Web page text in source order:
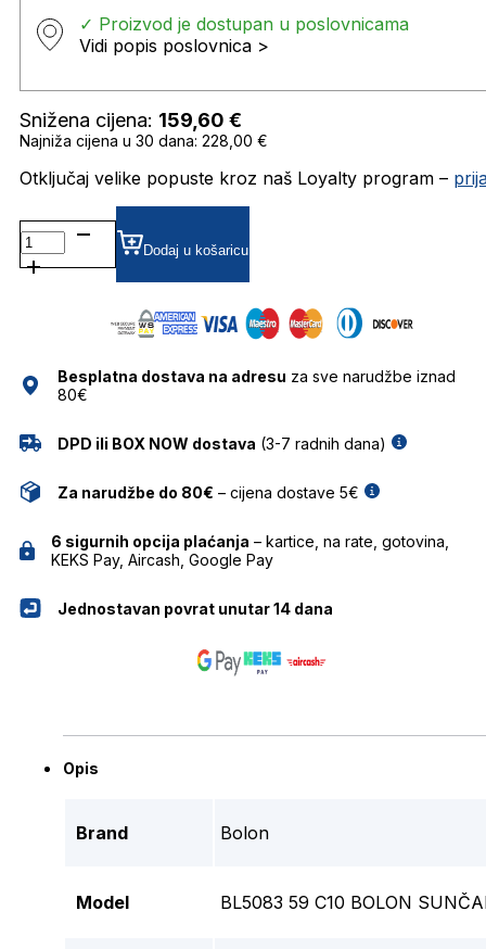
✓ Proizvod je dostupan u poslovnicama
Vidi popis poslovnica >
Snižena cijena: 159,60 €
Najniža cijena u 30 dana: 228,00 €
Otključaj velike popuste kroz naš Loyalty program –
BL5083
POLARIZIRANE SUNČANE
NAOČALE
Dodaj u košaricu
Besplatna dostava na adresu za sve narudžbe iznad
80€
DPD ili BOX NOW dostava (3-7 radnih dana)
Za narudžbe do 80€ – cijena dostave 5€
6 sigurnih opcija plaćanja – kartice, na rate, gotovina,
KEKS Pay, Aircash, Google Pay
Jednostavan povrat unutar 14 dana
Opis
Brand Bolon
Model BL5083 59 C10 BOLON